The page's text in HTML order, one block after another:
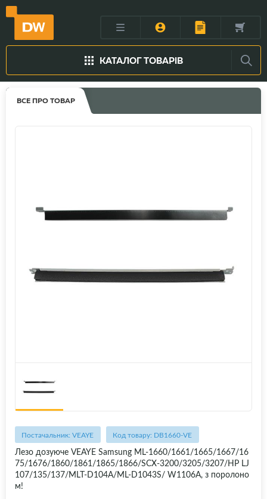
КАТАЛОГ ТОВАРІВ
ВСЕ ПРО ТОВАР
Постачальник: VEAYE Код товару: DB1660-VE
Лезо дозуюче VEAYE Samsung ML-1660/1661/1665/1667/16
75/1676/1860/1861/1865/1866/SCX-3200/3205/3207/HP LJ
107/135/137/MLT-D104A/ML-D1043S/ W1106A, з поролоно
м!